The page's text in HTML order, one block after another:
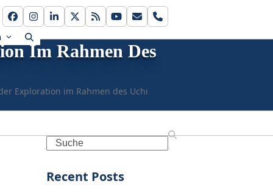
Facebook
Instagram
LinkedIn
TwitterRSS YouTube
E-
Mail
Telefon
Im Rahmen Des
Exploration im Rahmen des Uchi
Search
Recent Posts